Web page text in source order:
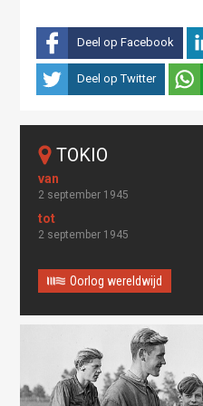
Deel op Facebook
Deel op Twitter
TOKIO
2 september 1945
2 september 1945
Oorlog wereldwijd